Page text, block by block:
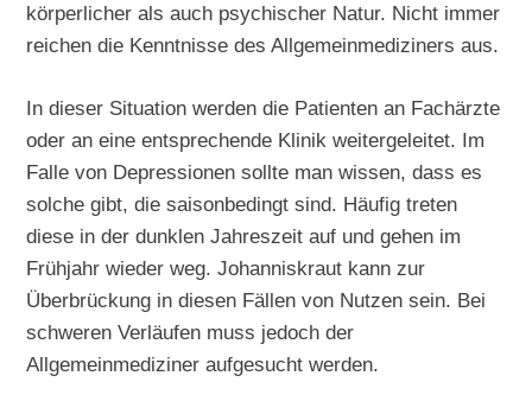
körperlicher als auch psychischer Natur. Nicht immer
reichen die Kenntnisse des Allgemeinmediziners aus.
In dieser Situation werden die Patienten an Fachärzte
oder an eine entsprechende Klinik weitergeleitet. Im
Falle von Depressionen sollte man wissen, dass es
solche gibt, die saisonbedingt sind. Häufig treten
diese in der dunklen Jahreszeit auf und gehen im
Frühjahr wieder weg. Johanniskraut kann zur
Überbrückung in diesen Fällen von Nutzen sein. Bei
schweren Verläufen muss jedoch der
Allgemeinmediziner aufgesucht werden.